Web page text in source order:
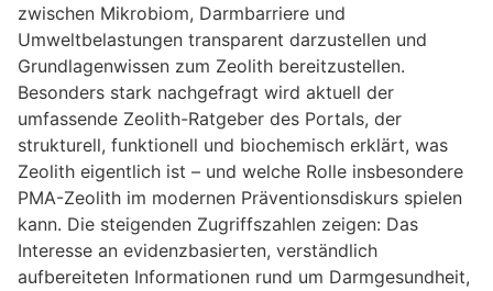
zwischen Mikrobiom, Darmbarriere und
Umweltbelastungen transparent darzustellen und
Grundlagenwissen zum Zeolith bereitzustellen.
Besonders stark nachgefragt wird aktuell der
umfassende Zeolith-Ratgeber des Portals, der
strukturell, funktionell und biochemisch erklärt, was
Zeolith eigentlich ist – und welche Rolle insbesondere
PMA-Zeolith im modernen Präventionsdiskurs spielen
kann. Die steigenden Zugriffszahlen zeigen: Das
Interesse an evidenzbasierten, verständlich
aufbereiteten Informationen rund um Darmgesundheit,